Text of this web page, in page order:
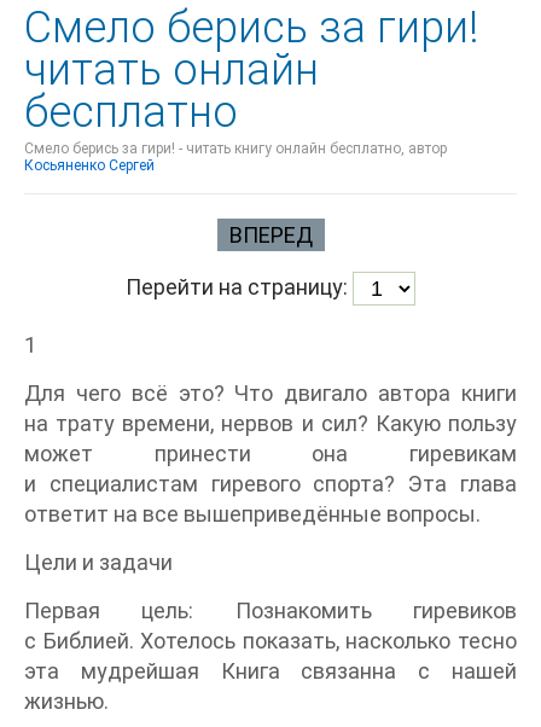
Смело берись за гири!
читать онлайн
бесплатно
Смело берись за гири! - читать книгу онлайн бесплатно, автор
Косьяненко Сергей
ВПЕРЕД
Перейти на страницу:
1
Для чего всё это? Что двигало автора книги
на трату времени, нервов и сил? Какую пользу
может принести она гиревикам
и специалистам гиревого спорта? Эта глава
ответит на все вышеприведённые вопросы.
Цели и задачи
Первая цель: Познакомить гиревиков
с Библией. Хотелось показать, насколько тесно
эта мудрейшая Книга связанна с нашей
жизнью.